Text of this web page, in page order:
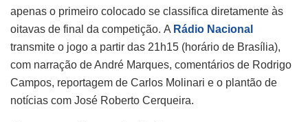
apenas o primeiro colocado se classifica diretamente às
oitavas de final da competição. A Rádio Nacional
transmite o jogo a partir das 21h15 (horário de Brasília),
com narração de André Marques, comentários de Rodrigo
Campos, reportagem de Carlos Molinari e o plantão de
notícias com José Roberto Cerqueira.